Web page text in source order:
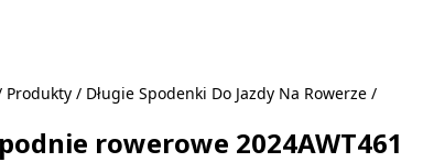
Produkty / Długie Spodenki Do Jazdy Na Rowerze /
rowerowe 2024AWT461